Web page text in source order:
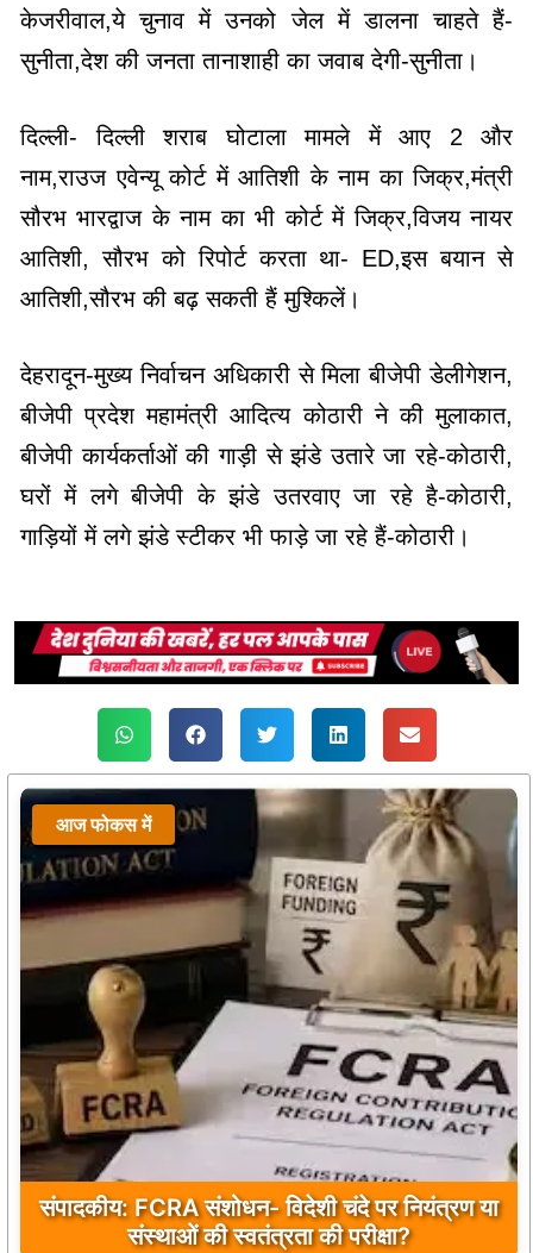
केजरीवाल,ये चुनाव में उनको जेल में डालना चाहते हैं-
सुनीता,देश की जनता तानाशाही का जवाब देगी-सुनीता।
दिल्ली- दिल्ली शराब घोटाला मामले में आए 2 और
नाम,राउज एवेन्यू कोर्ट में आतिशी के नाम का जिक्र,मंत्री
सौरभ भारद्वाज के नाम का भी कोर्ट में जिक्र,विजय नायर
आतिशी, सौरभ को रिपोर्ट करता था- ED,इस बयान से
आतिशी,सौरभ की बढ़ सकती हैं मुश्किलें।
देहरादून-मुख्य निर्वाचन अधिकारी से मिला बीजेपी डेलीगेशन,
बीजेपी प्रदेश महामंत्री आदित्य कोठारी ने की मुलाकात,
बीजेपी कार्यकर्ताओं की गाड़ी से झंडे उतारे जा रहे-कोठारी,
घरों में लगे बीजेपी के झंडे उतरवाए जा रहे है-कोठारी,
गाड़ियों में लगे झंडे स्टीकर भी फाड़े जा रहे हैं-कोठारी।
आज फोकस में
बांकीपुर में PK की बड़ी जीत, बीजेपी के किले में जनसुराज
की दस्तक